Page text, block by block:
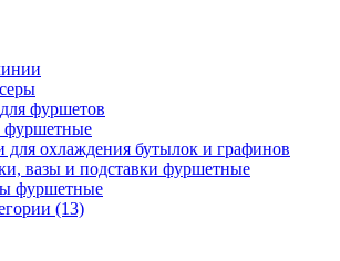
фуршетов
фуршетные
для охлаждения бутылок и графинов
вазы и подставки фуршетные
фуршетные
(13)